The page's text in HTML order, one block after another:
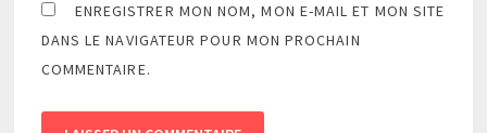
ENREGISTRER MON NOM, MON E-MAIL ET MON SITE
DANS LE NAVIGATEUR POUR MON PROCHAIN
COMMENTAIRE.